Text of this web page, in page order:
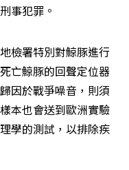
事犯罪。
檢署特別對鯨豚進行
亡鯨豚的回聲定位器
因於戰爭噪音，則須
本也會送到歐洲實驗
學的測試，以排除疾